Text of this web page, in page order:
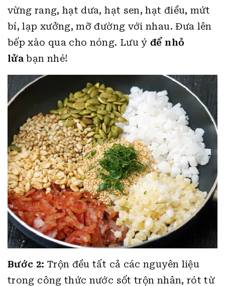
vừng rang, hạt dưa, hạt sen, hạt điều, mứt
bí, lạp xưởng, mỡ đường với nhau. Đưa lên
bếp xào qua cho nóng. Lưu ýđể nhỏ
lửa bạn nhé!
Bước 2: Trộn đều tất cả các nguyên liệu
trong công thức nước sốt trộn nhân, rót từ